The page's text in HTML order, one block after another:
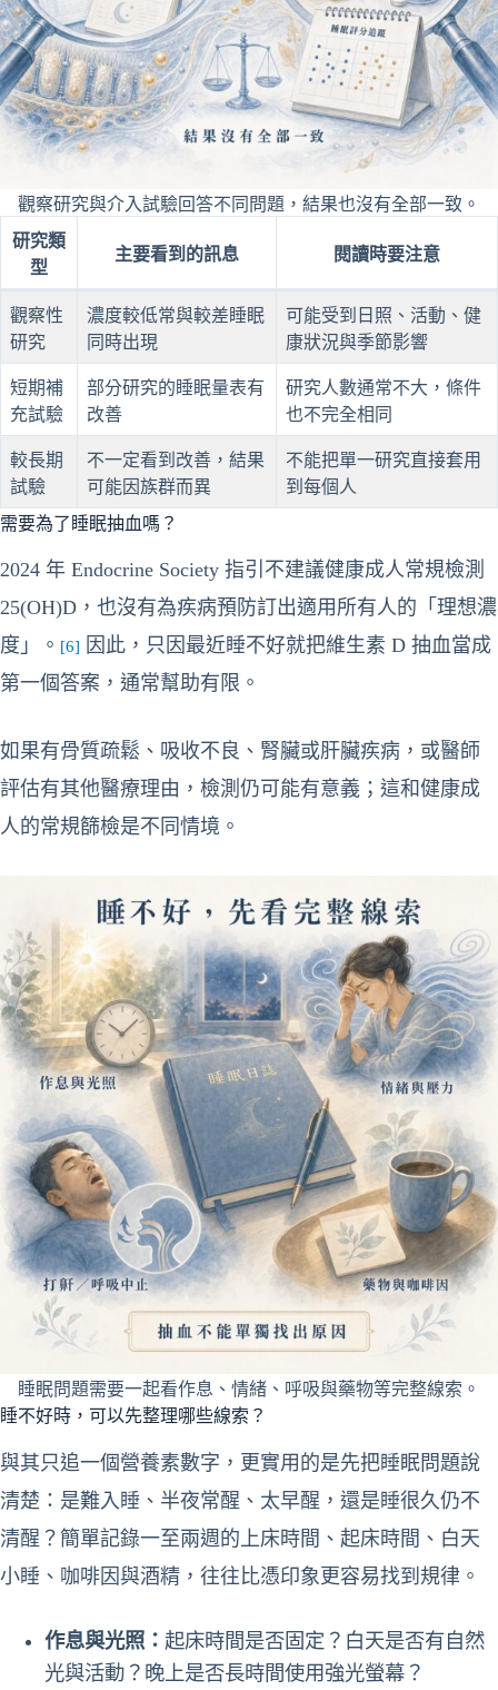
觀察研究與介入試驗回答不同問題，結果也沒有全部一致。
研究類
型
主要看到的訊息 閱讀時要注意
觀察性
研究
濃度較低常與較差睡眠
同時出現
可能受到日照、活動、健
康狀況與季節影響
短期補
充試驗
部分研究的睡眠量表有
改善
研究人數通常不大，條件
也不完全相同
較長期
試驗
不一定看到改善，結果
可能因族群而異
不能把單一研究直接套用
到每個人
需要為了睡眠抽血嗎？
2024 年 Endocrine Society 指引不建議健康成人常規檢測
25(OH)D，也沒有為疾病預防訂出適用所有人的「理想濃
度」。 [6] 因此，只因最近睡不好就把維生素 D 抽血當成
第一個答案，通常幫助有限。
如果有骨質疏鬆、吸收不良、腎臟或肝臟疾病，或醫師
評估有其他醫療理由，檢測仍可能有意義；這和健康成
人的常規篩檢是不同情境。
睡眠問題需要一起看作息、情緒、呼吸與藥物等完整線索。
睡不好時，可以先整理哪些線索？
與其只追一個營養素數字，更實用的是先把睡眠問題說
清楚：是難入睡、半夜常醒、太早醒，還是睡很久仍不
清醒？簡單記錄一至兩週的上床時間、起床時間、白天
小睡、咖啡因與酒精，往往比憑印象更容易找到規律。
作息與光照： 起床時間是否固定？白天是否有自然
光與活動？晚上是否長時間使用強光螢幕？